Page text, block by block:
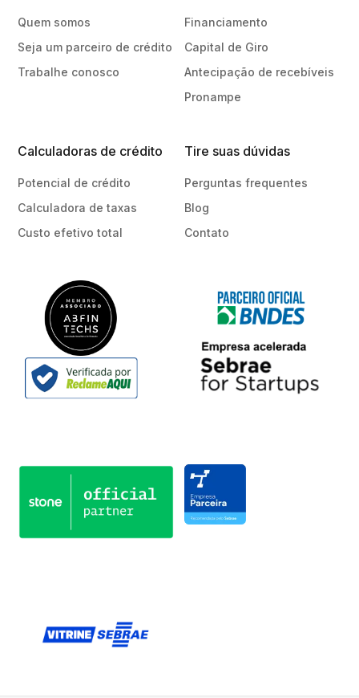
Quem somos
Seja um parceiro de crédito
Trabalhe conosco
Financiamento
Capital de Giro
Antecipação de recebíveis
Pronampe
Calculadoras de crédito
Potencial de crédito
Calculadora de taxas
Custo efetivo total
Tire suas dúvidas
Perguntas frequentes
Blog
Contato